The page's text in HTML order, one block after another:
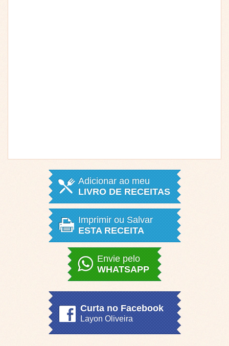
Adicionar ao meu
LIVRO DE RECEITAS
Imprimir ou Salvar
ESTA RECEITA
Envie pelo
WHATSAPP
Curta no Facebook
Layon Oliveira